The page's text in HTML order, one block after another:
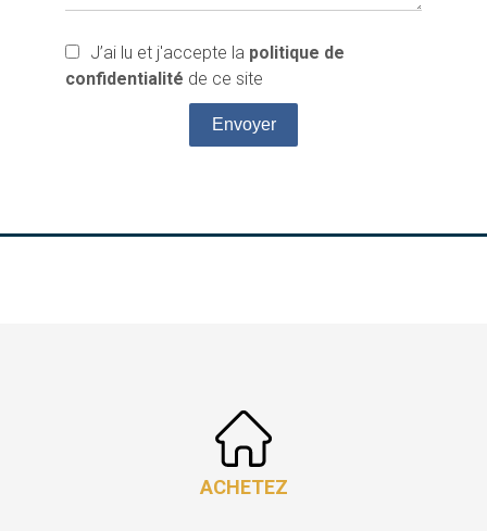
J’ai lu et j'accepte la politique de
confidentialité de ce site
Envoyer
ACHETEZ